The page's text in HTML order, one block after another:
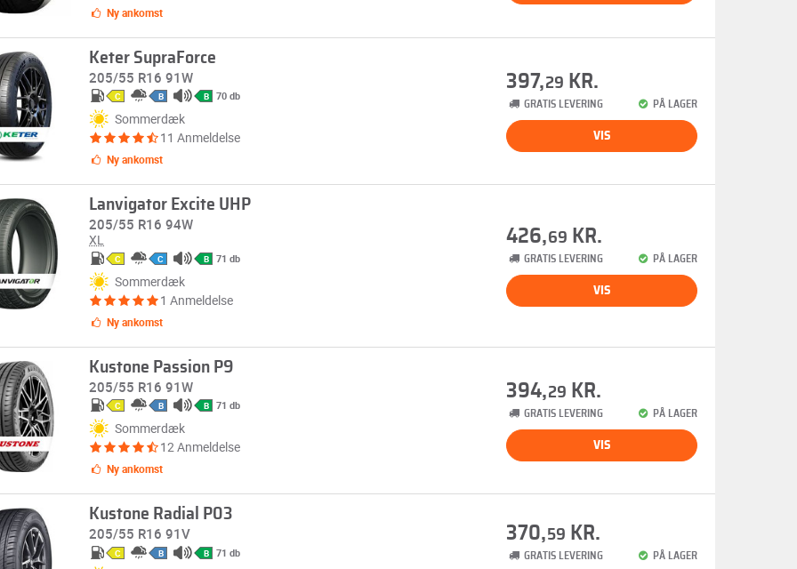
Ny ankomst
Keter SupraForce
205/55 R16 91W
C B B 70 db
Sommerdæk
11 Anmeldelse
Ny ankomst
397,29 KR.
GRATIS LEVERING PÅ LAGER
VIS
Lanvigator Excite UHP
205/55 R16 94W
XL
C C B 71 db
Sommerdæk
1 Anmeldelse
Ny ankomst
426,69 KR.
GRATIS LEVERING PÅ LAGER
VIS
Kustone Passion P9
205/55 R16 91W
C B B 71 db
Sommerdæk
12 Anmeldelse
Ny ankomst
394,29 KR.
GRATIS LEVERING PÅ LAGER
VIS
Kustone Radial P03
205/55 R16 91V
C B B 71 db
370,59 KR.
GRATIS LEVERING PÅ LAGER